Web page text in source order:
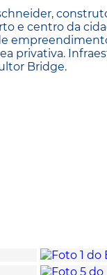
e centro da
privativa.
Bridge.